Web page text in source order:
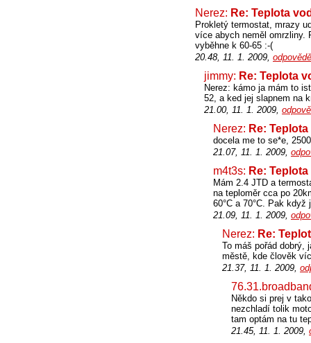
Nerez: Re: Teplota
Prokletý termostat, mrazy
více abych neměl omrzliny.
vyběhne k 60-65 :-(
20.48, 11. 1. 2009,
jimmy: Re: Teplota
Nerez: kámo ja mám to
52, a ked jej slapnem na
21.00, 11. 1. 2009,
Nerez: Re:
docela me to se*e,
21.07, 11. 1. 2009,
m4t3s: Re:
Mám 2.4 JTD a
na teploměr cca po
60°C a 70°C. Pak
21.09, 11. 1. 2009,
Nerez: Re:
To máš pořád dobrý,
městě, kde člověk
21.37, 11. 1. 2009,
Někdo si prej v
nezchladí tolik
tam optám na tu
21.45, 11. 1. 2009,